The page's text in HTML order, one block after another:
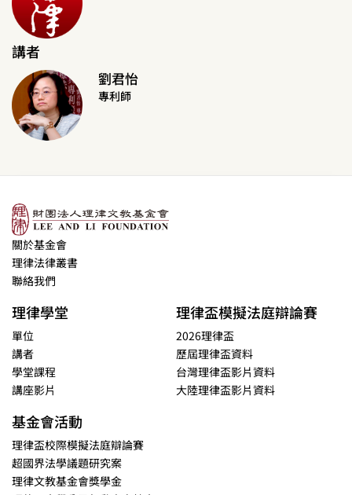
講者
劉君怡
專利師
關於基金會
理律法律叢書
聯絡我們
理律學堂
單位
講者
學堂課程
講座影片
理律盃模擬法庭辯論賽
2026理律盃
歷屆理律盃資料
台灣理律盃影片資料
大陸理律盃影片資料
基金會活動
理律盃校際模擬法庭辯論賽
超國界法學議題研究案
理律文教基金會獎學金